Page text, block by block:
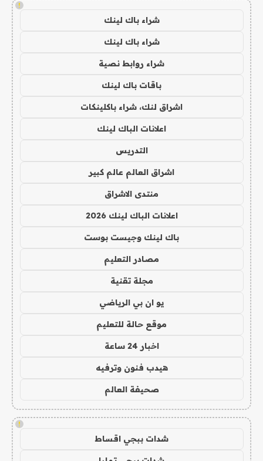
!
شراء باك لينك
شراء باك لينك
شراء روابط نصية
باقات باك لينك
اشراق لنك، شراء باكلينكات
اعلانات الباك لينك
التدريس
اشراق العالم عالم كبير
منتدى الاشراق
اعلانات الباك لينك 2026
باك لينك وجيست بوست
مصادر التعليم
مجلة تقنية
يو ان بي الرياضي
موقع حالة للتعليم
اخبار 24 ساعة
هيدب فنون وترفيه
صحيفة العالم
!
شدات ببجي اقساط